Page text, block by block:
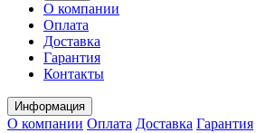
О компании
Оплата
Доставка
Гарантия
Контакты
Информация
О компании Оплата Доставка Гарантия